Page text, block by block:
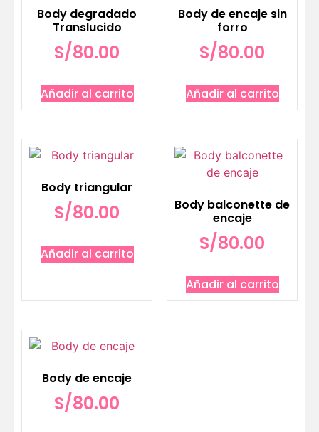
Body degradado
Translucido
S/80.00
Añadir al carrito
Body de encaje sin
forro
S/80.00
Añadir al carrito
Body triangular
S/80.00
Añadir al carrito
Body balconette de
encaje
S/80.00
Añadir al carrito
Body de encaje
S/80.00